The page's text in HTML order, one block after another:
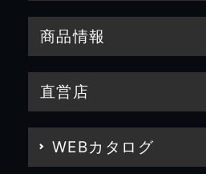
商品情報
直営店
WEBカタログ